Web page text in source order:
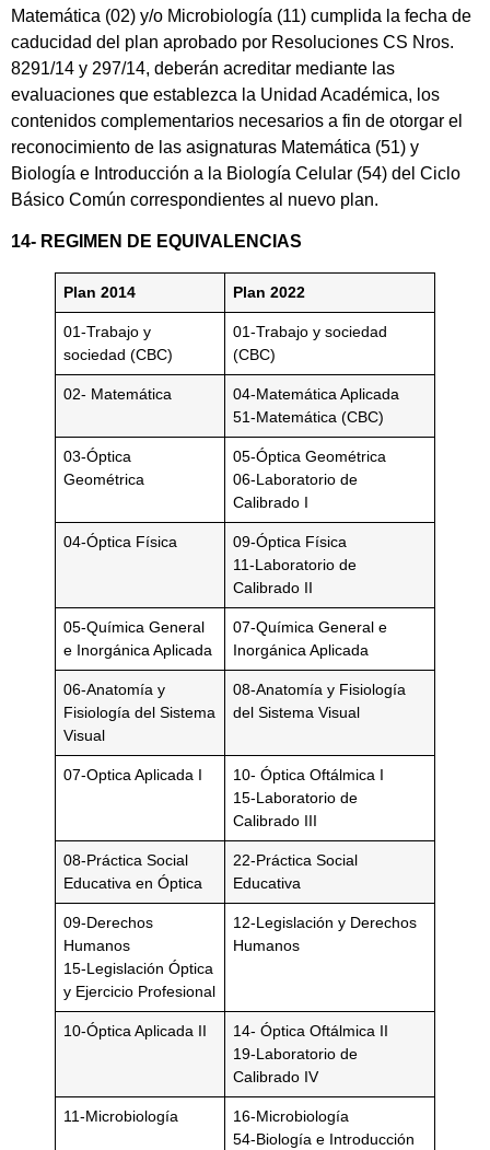
Matemática (02) y/o Microbiología (11) cumplida la fecha de
caducidad del plan aprobado por Resoluciones CS Nros.
8291/14 y 297/14, deberán acreditar mediante las
evaluaciones que establezca la Unidad Académica, los
contenidos complementarios necesarios a fin de otorgar el
reconocimiento de las asignaturas Matemática (51) y
Biología e Introducción a la Biología Celular (54) del Ciclo
Básico Común correspondientes al nuevo plan.
14- REGIMEN DE EQUIVALENCIAS
Plan 2014 Plan 2022
01-Trabajo y
sociedad (CBC)
01-Trabajo y sociedad
(CBC)
02- Matemática
04-Matemática Aplicada
51-Matemática (CBC)
03-Óptica
Geométrica
05-Óptica Geométrica
06-Laboratorio de
Calibrado I
04-Óptica Física
09-Óptica Física
11-Laboratorio de
Calibrado II
05-Química General
e Inorgánica Aplicada
07-Química General e
Inorgánica Aplicada
06-Anatomía y
Fisiología del Sistema
Visual
08-Anatomía y Fisiología
del Sistema Visual
07-Optica Aplicada I
10- Óptica Oftálmica I
15-Laboratorio de
Calibrado III
08-Práctica Social
Educativa en Óptica
22-Práctica Social
Educativa
09-Derechos
Humanos
15-Legislación Óptica
y Ejercicio Profesional
12-Legislación y Derechos
Humanos
10-Óptica Aplicada II
14- Óptica Oftálmica II
19-Laboratorio de
Calibrado IV
11-Microbiología
16-Microbiología
54-Biología e Introducción